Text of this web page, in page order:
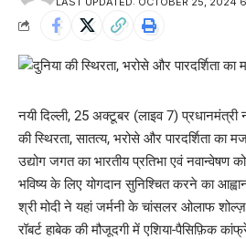
नयी दिल्ली, 25 अक्टूबर (लाइव 7) प्रधानमंत्री
की स्थिरता, सातत्य, भरोसे और पारदर्शिता का
उद्योग जगत का भारतीय प्रतिभा एवं नवान्वेषण
भविष्य के लिए योगदान सुनिश्चित करने का
श्री मोदी ने यहां जर्मनी के चांसलर ओलाफ
रॉबर्ट हाबेक की मौजूदगी में एशिया-पैसिफ़िक